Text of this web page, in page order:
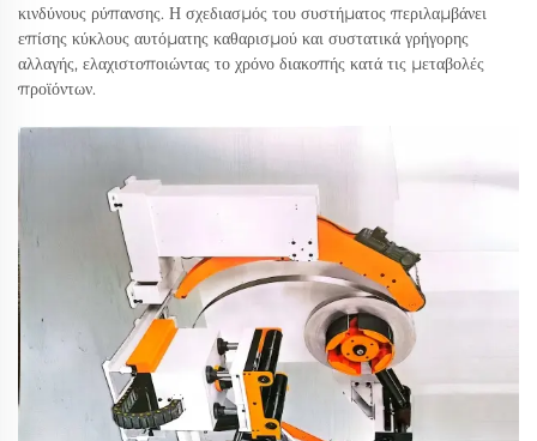
κινδύνους ρύπανσης. Η σχεδιασμός του συστήματος περιλαμβάνει
επίσης κύκλους αυτόματης καθαρισμού και συστατικά γρήγορης
αλλαγής, ελαχιστοποιώντας το χρόνο διακοπής κατά τις μεταβολές
προϊόντων.